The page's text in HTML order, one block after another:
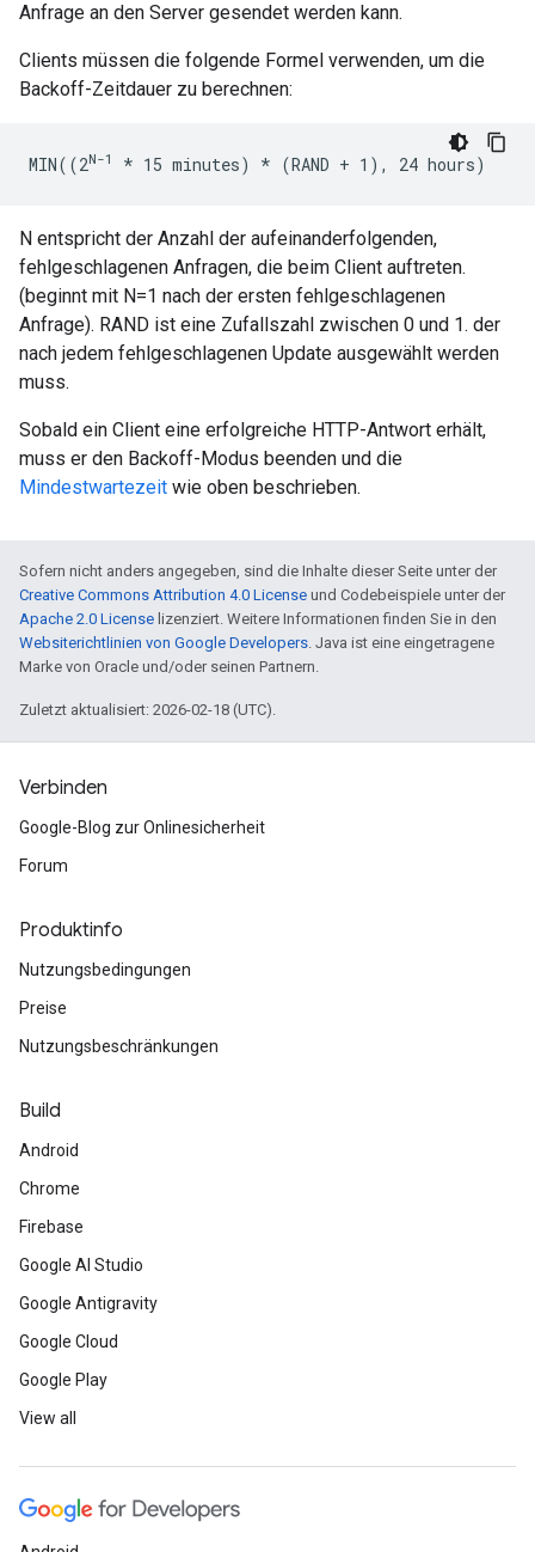
Anfrage an den Server gesendet werden kann.
Clients müssen die folgende Formel verwenden, um die
Backoff-Zeitdauer zu berechnen:
MIN((2N-1 * 15 minutes) * (RAND + 1), 24 hours)
N entspricht der Anzahl der aufeinanderfolgenden,
fehlgeschlagenen Anfragen, die beim Client auftreten.
(beginnt mit N=1 nach der ersten fehlgeschlagenen
Anfrage). RAND ist eine Zufallszahl zwischen 0 und 1. der
nach jedem fehlgeschlagenen Update ausgewählt werden
muss.
Sobald ein Client eine erfolgreiche HTTP-Antwort erhält,
muss er den Backoff-Modus beenden und die
Mindestwartezeit wie oben beschrieben.
Sofern nicht anders angegeben, sind die Inhalte dieser Seite unter der
Creative Commons Attribution 4.0 License und Codebeispiele unter der
Apache 2.0 License lizenziert. Weitere Informationen finden Sie in den
Websiterichtlinien von Google Developers . Java ist eine eingetragene
Marke von Oracle und/oder seinen Partnern.
Zuletzt aktualisiert: 2026-02-18 (UTC).
Verbinden
Google-Blog zur Onlinesicherheit
Forum
Produktinfo
Nutzungsbedingungen
Preise
Nutzungsbeschränkungen
Build
Android
Chrome
Firebase
Google AI Studio
Google Antigravity
Google Cloud
Google Play
View all